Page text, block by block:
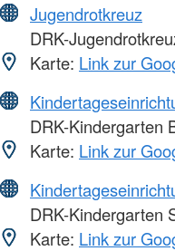
Jugendrotkreuz
DRK-
Karte: Link zur
DRK-Kindergarten
Karte: Link zur
DRK-Kindergarten
Karte: Link zur